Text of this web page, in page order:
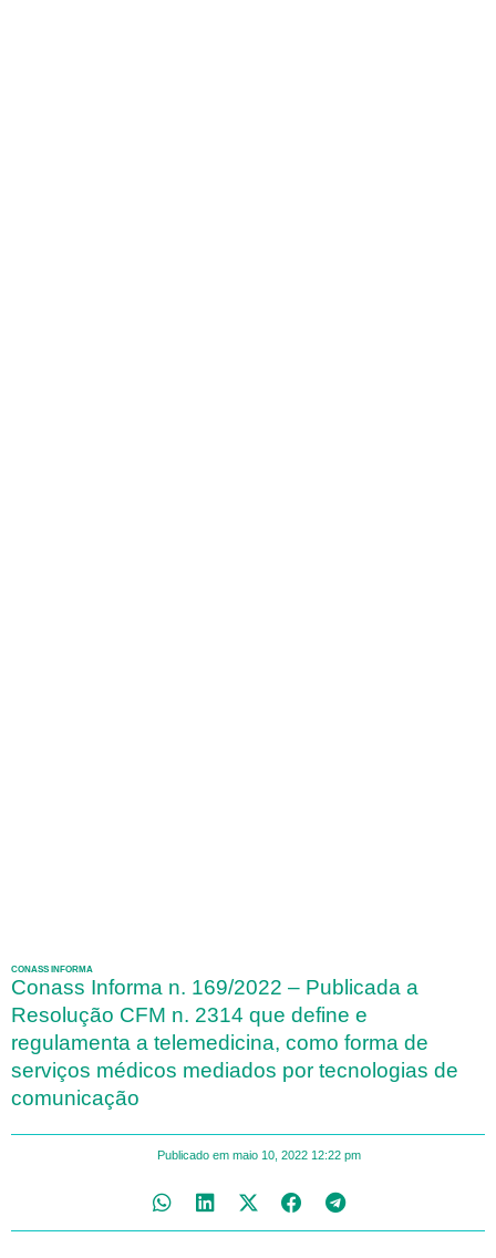
CONASS INFORMA
Conass Informa n. 169/2022 – Publicada a
Resolução CFM n. 2314 que define e
regulamenta a telemedicina, como forma de
serviços médicos mediados por tecnologias de
comunicação
Publicado em maio 10, 2022 12:22 pm